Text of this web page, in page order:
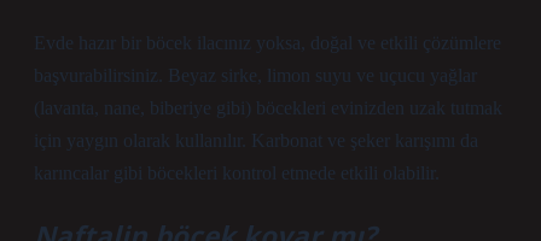
Evde hazır bir böcek ilacınız yoksa, doğal ve etkili çözümlere
başvurabilirsiniz. Beyaz sirke, limon suyu ve uçucu yağlar
(lavanta, nane, biberiye gibi) böcekleri evinizden uzak tutmak
için yaygın olarak kullanılır. Karbonat ve şeker karışımı da
karıncalar gibi böcekleri kontrol etmede etkili olabilir.